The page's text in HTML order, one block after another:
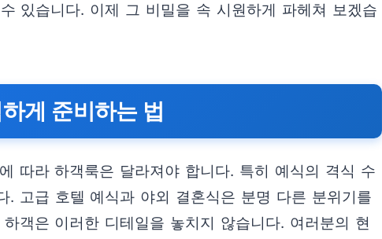
있습니다. 이제 그 비밀을 속 시원하게 파헤쳐 보겠습
게 준비하는 법
따라 하객룩은 달라져야 합니다. 특히 예식의 격식 수
. 고급 호텔 예식과 야외 결혼식은 분명 다른 분위기를
객은 이러한 디테일을 놓치지 않습니다. 여러분의 현